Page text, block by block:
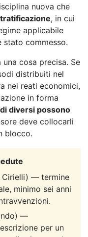
nuova che
, in cui
applicabile
commesso.
cosa precisa. Se
distribuiti nel
nei reati economici,
in forma
diversi possono
deve collocarli
blocco.
Cirielli) — termine
minimo sei anni
—
per un